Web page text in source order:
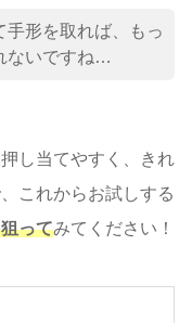
手形を取れば、もっ
ないですね…
し当てやすく、きれ
これからお試しする
ってみてください！